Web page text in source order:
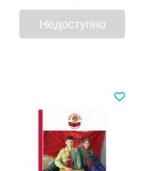
Недоступно